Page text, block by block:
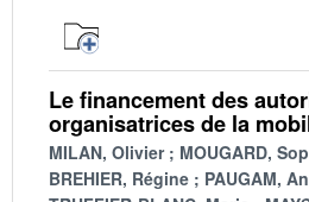
Le financement des
organisatrices de la
MILAN, Olivier
MOUGARD,
BREHIER, Régine
PAUGAM,